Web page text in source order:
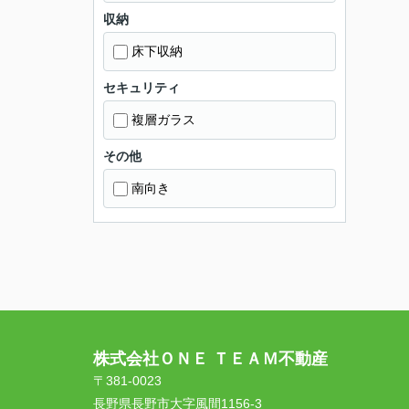
収納
床下収納
セキュリティ
複層ガラス
その他
南向き
株式会社ＯＮＥ ＴＥＡＭ不動産
〒381-0023
長野県長野市大字風間1156-3